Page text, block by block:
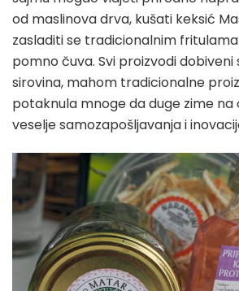
od maslinova drva, kušati keksić
zasladiti se tradicionalnim
pomno čuva. Svi proizvodi
sirovina, mahom tradicionalne
potaknula mnoge da duge zime na
veselje samozapošljavanja i